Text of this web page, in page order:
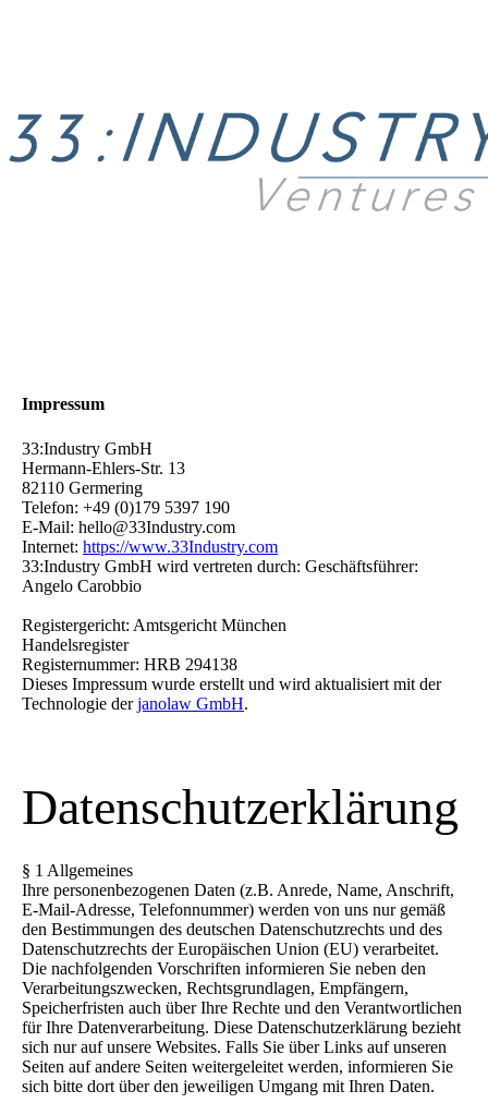
Impressum
33:Industry GmbH
Hermann-Ehlers-Str. 13
82110 Germering
Telefon: +49 (0)179 5397 190
E-Mail: hello@33Industry.com
Internet: https://www.33Industry.com
33:Industry GmbH wird vertreten durch: Geschäftsführer:
Angelo Carobbio
Registergericht: Amtsgericht München
Handelsregister
Registernummer: HRB 294138
Dieses Impressum wurde erstellt und wird aktualisiert mit der
Technologie derjanolaw GmbH.
Datenschutzerklärung
§ 1 Allgemeines
Ihre personenbezogenen Daten (z.B. Anrede, Name, Anschrift,
E-Mail-Adresse, Telefonnummer) werden von uns nur gemäß
den Bestimmungen des deutschen Datenschutzrechts und des
Datenschutzrechts der Europäischen Union (EU) verarbeitet.
Die nachfolgenden Vorschriften informieren Sie neben den
Verarbeitungszwecken, Rechtsgrundlagen, Empfängern,
Speicherfristen auch über Ihre Rechte und den Verantwortlichen
für Ihre Datenverarbeitung. Diese Datenschutzerklärung bezieht
sich nur auf unsere Websites. Falls Sie über Links auf unseren
Seiten auf andere Seiten weitergeleitet werden, informieren Sie
sich bitte dort über den jeweiligen Umgang mit Ihren Daten.